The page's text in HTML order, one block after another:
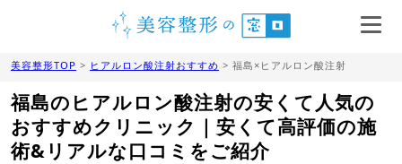
美容整形TOP > ヒアルロン酸注射おすすめ > 福島×ヒアルロン酸注射
福島のヒアルロン酸注射の安くて人気の
おすすめクリニック｜安くて高評価の施
術&リアルな口コミをご紹介